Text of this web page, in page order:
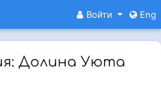
Войти Eng
Долина Уюта